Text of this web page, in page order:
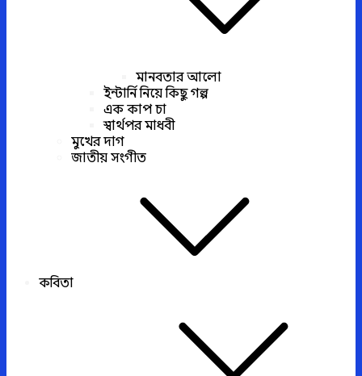
মানবতার আলো
ইন্টার্নি নিয়ে কিছু গল্প
এক কাপ চা
স্বার্থপর মাধবী
মুখের দাগ
জাতীয় সংগীত
কবিতা